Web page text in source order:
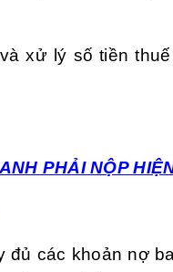
xử lý số tiền
PHẢI NỘP
đủ các khoản nợ